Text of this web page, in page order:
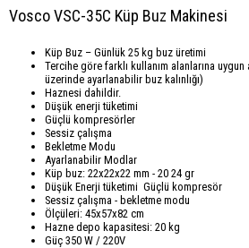
Vosco VSC-35C Küp Buz Makinesi
Küp Buz – Günlük 25 kg buz üretimi
Tercihe göre farklı kullanım alanlarına uygun
üzerinde ayarlanabilir buz kalınlığı)
Haznesi dahildir.
Düşük enerji tüketimi
Güçlü kompresörler
Sessiz çalışma
Bekletme Modu
Ayarlanabilir Modlar
Küp buz: 22x22x22 mm - 20 24 gr
Düşük Enerji tüketimi Güçlü kompresör
Sessiz çalışma - bekletme modu
Ölçüleri: 45x57x82 cm
Hazne depo kapasitesi: 20 kg
Güç 350 W / 220V